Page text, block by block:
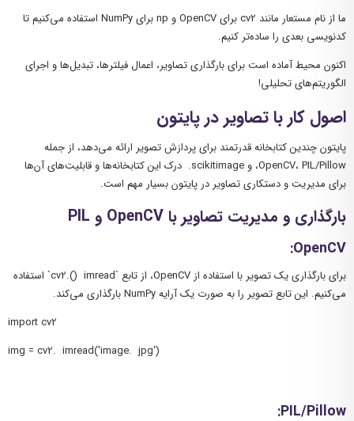
ما از نام مستعار مانند cv2 برای OpenCV و np برای NumPy استفاده می‌کنیم تا
کدنویسی بعدی را ساده‌تر کنیم.
اکنون محیط آماده است برای بارگذاری تصاویر، اعمال فیلترها، تبدیل‌ها و اجرای
الگوریتم‌های تحلیلی!
اصول کار با تصاویر در پایتون
پایتون چندین کتابخانه قدرتمند برای پردازش تصویر ارائه می‌دهد، از جمله
OpenCV، PIL/Pillow، و scikitimage. درک این کتابخانه‌ها و قابلیت‌های آن‌ها
برای مدیریت و دستکاری تصاویر در پایتون بسیار مهم است.
بارگذاری و مدیریت تصاویر باOpenCV و
OpenCV
:
برای بارگذاری یک تصویر با استفاده از OpenCV، از تابع `cv2.() imread` استفاده
می‌کنیم. این تابع تصویر را به صورت یک آرایه NumPy بارگذاری می‌کند.
import cv2
img = cv2. imread('image. jpg')
PIL/Pillow
: